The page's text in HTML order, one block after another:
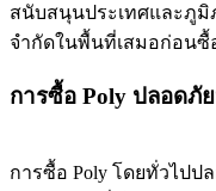
สนับสนุนประเทศและภู
จำกัดในพื้นที่เสมอก่อนซื้
การซื้อ Poly ปลอดภั
การซื้อ Poly โดยทั่วไปป